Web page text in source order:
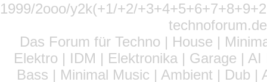
1999/2ooo/y2k(+1/+2/
Das Forum für Techno | House |
Elektro | IDM | Elektronika | Garage |
Bass | Minimal Music | Ambient | Dub